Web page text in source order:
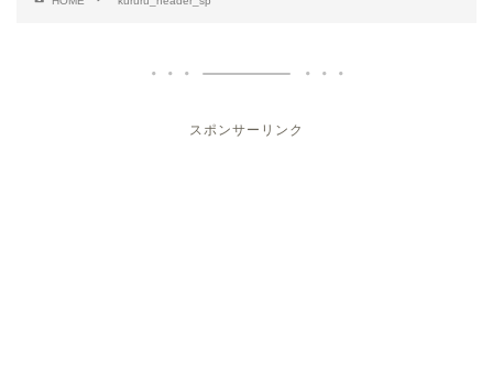
スポンサーリンク